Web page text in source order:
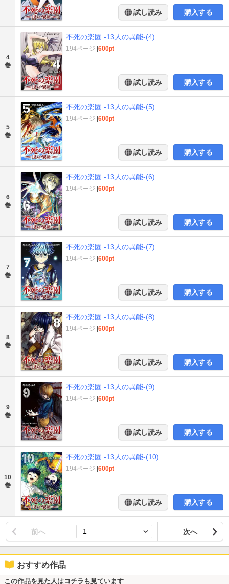
試し読み 購入する
4
巻
不死の楽園 -13人の異能-(4)
194ページ 600pt
試し読み 購入する
5
巻
不死の楽園 -13人の異能-(5)
194ページ 600pt
試し読み 購入する
6
巻
不死の楽園 -13人の異能-(6)
194ページ 600pt
試し読み 購入する
7
巻
不死の楽園 -13人の異能-(7)
194ページ 600pt
試し読み 購入する
8
巻
不死の楽園 -13人の異能-(8)
194ページ 600pt
試し読み 購入する
9
巻
不死の楽園 -13人の異能-(9)
194ページ 600pt
試し読み 購入する
10
巻
不死の楽園 -13人の異能-(10)
194ページ 600pt
試し読み 購入する
前へ 次へ
おすすめ作品
この作品を見た人はコチラも見ています